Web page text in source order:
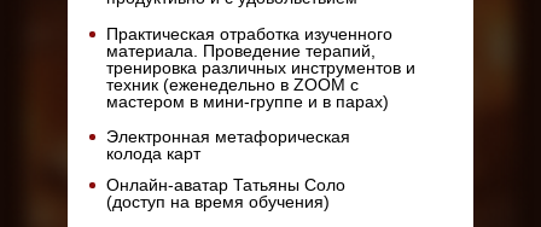
Практическая отработка изученного
материала. Проведение терапий,
тренировка различных инструментов и
техник (еженедельно в ZOOM с
мастером в мини-группе и в парах)
Электронная метафорическая
колода карт
Онлайн-аватар Татьяны Соло
(доступ на время обучения)